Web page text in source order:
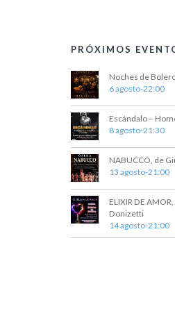
PRÓXIMOS
Noches de
6 agosto-22:00
Escándalo –
8 agosto-21:30
NABUCCO, de
13 agosto-21:00
ELIXIR DE
Donizetti
14 agosto-21:00